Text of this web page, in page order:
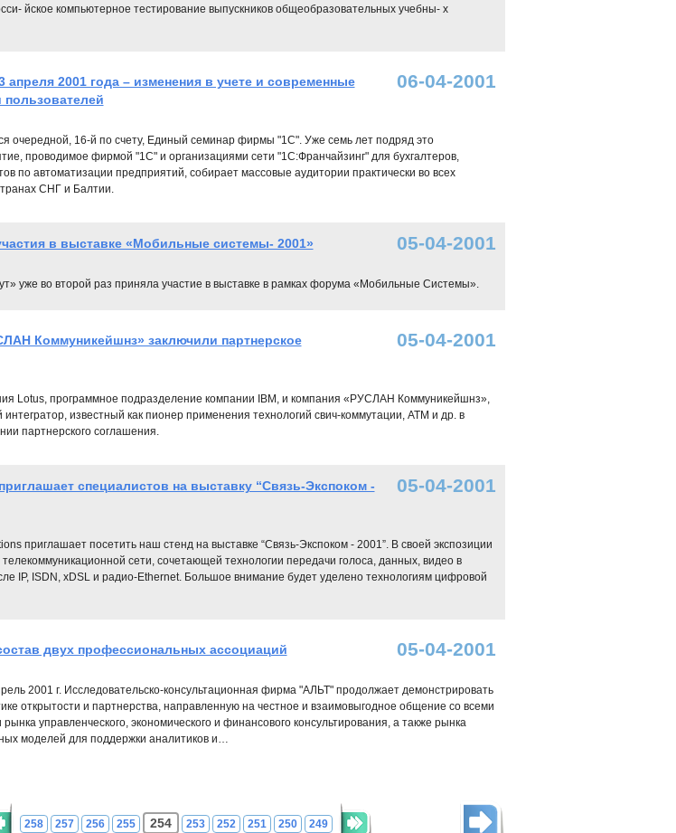
йское компьютерное тестирование выпускников общеобразовательных учебны- х
2001 года – изменения в учете и современные
пользователей
06-04-2001
очередной, 16-й по счету, Единый семинар фирмы "1С". Уже семь лет подряд это
проводимое фирмой "1С" и организациями сети "1С:Франчайзинг" для бухгалтеров,
по автоматизации предприятий, собирает массовые аудитории практически во всех
СНГ и Балтии.
в выставке «Мобильные системы- 2001» 05-04-2001
уже во второй раз приняла участие в выставке в рамках форума «Мобильные Системы».
Коммуникейшнз» заключили партнерское
05-04-2001
Lotus, программное подразделение компании IBM, и компания «РУСЛАН Коммуникейшнз»,
известный как пионер применения технологий свич-коммутации, АТМ и др. в
партнерского соглашения.
специалистов на выставку “Связь-Экспоком -
05-04-2001
приглашает посетить наш стенд на выставке “Связь-Экспоком - 2001”. В своей экспозиции
сети, сочетающей технологии передачи голоса, данных, видео в
IP, ISDN, xDSL и радио-Ethernet. Большое внимание будет уделено технологиям цифровой
двух профессиональных ассоциаций 05-04-2001
2001 г. Исследовательско-консультационная фирма "АЛЬТ" продолжает демонстрировать
открытости и партнерства, направленную на честное и взаимовыгодное общение со всеми
управленческого, экономического и финансового консультирования, а также рынка
моделей для поддержки аналитиков и…
258 257 256 255 254 253 252 251 250 249